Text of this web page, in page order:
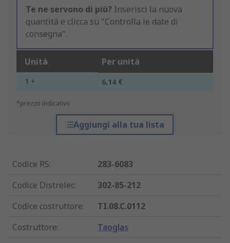
Te ne servono di più? Inserisci la nuova
quantità e clicca su "Controlla le date di
consegna".
Unità Per unità
1 + 6,14 €
*prezzo indicativo
Aggiungi alla tua lista
Codice RS:
283-6083
Codice Distrelec:
302-85-212
Codice costruttore:
TI.08.C.0112
Costruttore: Taoglas